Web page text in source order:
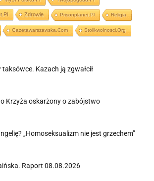
Zdrowie Prisonplanet.pl Religia
Gazetawarszawska.com Stolikwolnosci.org
taksówce. Kazach ją zgwałcił
Krzyża oskarżony o zabójstwo
„Homoseksualizm nie jest grzechem”
Raport 08.08.2026